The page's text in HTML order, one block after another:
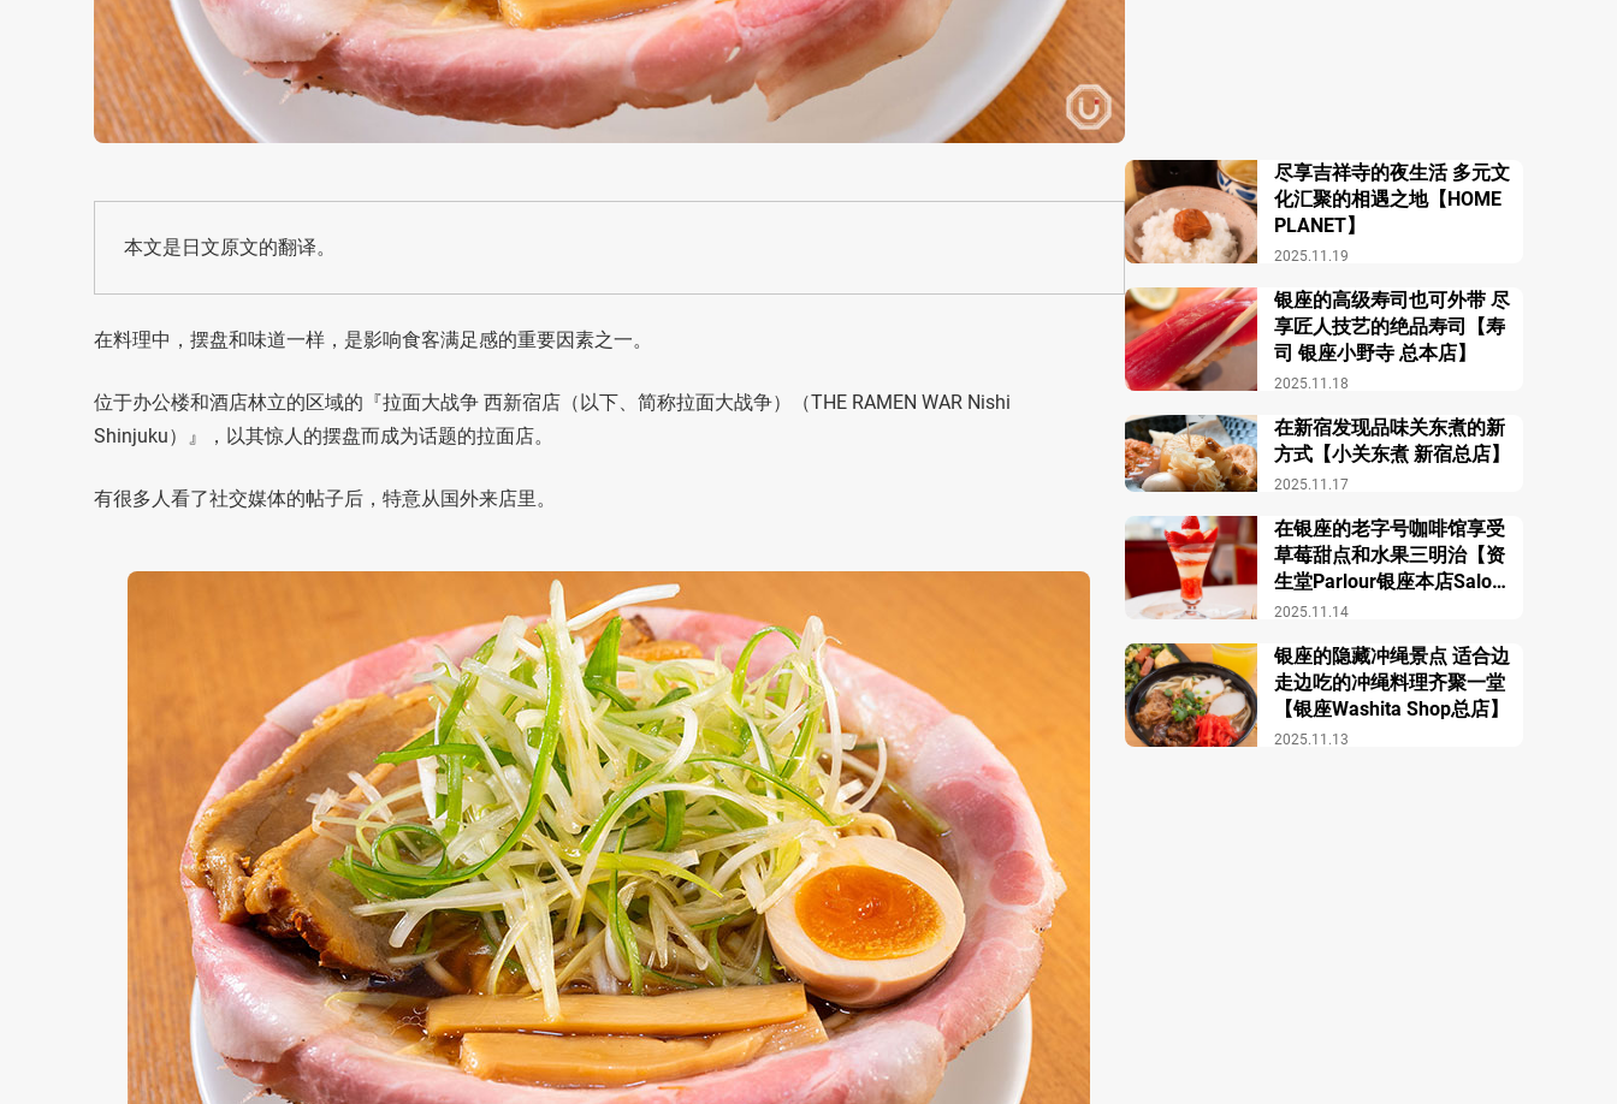
本文是日文原文的翻译。
在料理中，摆盘和味道一样，是影响食客满足感的重要因素之一。
位于办公楼和酒店林立的区域的『拉面大战争 西新宿店（以下、简称拉面大战争）（THE RAMEN WAR Nishi
Shinjuku）』，以其惊人的摆盘而成为话题的拉面店。
有很多人看了社交媒体的帖子后，特意从国外来店里。
2025.11.19
尽享吉祥寺的夜生活 多元文
化汇聚的相遇之地【HOME
PLANET】
2025.11.18
银座的高级寿司也可外带 尽
享匠人技艺的绝品寿司【寿
司 银座小野寺 总本店】
2025.11.17
在新宿发现品味关东煮的新
方式【小关东煮 新宿总店】
2025.11.14
在银座的老字号咖啡馆享受
草莓甜点和水果三明治【资
生堂Parlour银座本店Salon
de Café】
2025.11.13
银座的隐藏冲绳景点 适合边
走边吃的冲绳料理齐聚一堂
【银座Washita Shop总店】